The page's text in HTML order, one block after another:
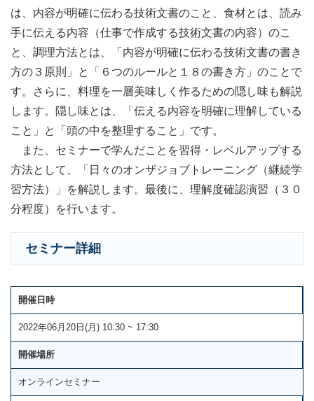
は、内容が明確に伝わる技術文書のこと、食材とは、読み
手に伝える内容（仕事で作成する技術文書の内容）のこ
と、調理方法とは、「内容が明確に伝わる技術文書の書き
方の３原則」と「６つのルールと１８の書き方」のことで
す。さらに、料理を一層美味しく作るための隠し味も解説
します。隠し味とは、「伝える内容を明確に理解している
こと」と「頭の中を整理すること」です。
また、セミナーで学んだことを習得・レベルアップする
方法として、「日々のオンザジョブトレーニング（継続学
習方法）」を解説します。最後に、理解度確認演習（３０
分程度）を行います。
セミナー詳細
開催日時
2022年06月20日(月) 10:30 ~ 17:30
開催場所
オンラインセミナー